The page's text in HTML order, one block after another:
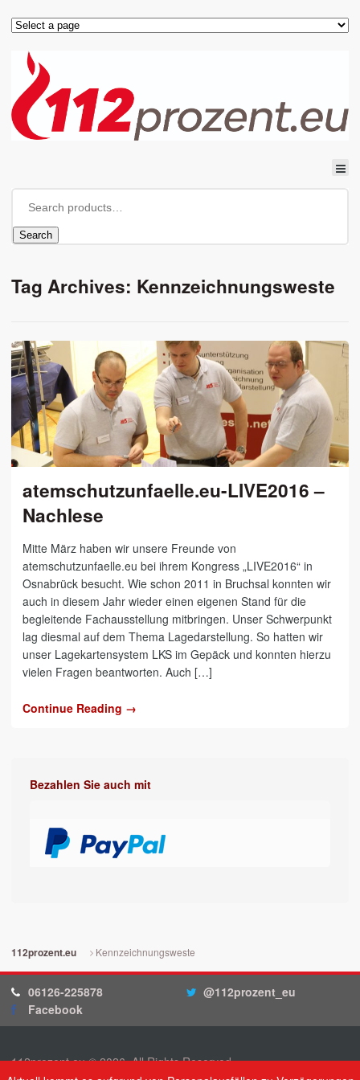
Search
Tag Archives: Kennzeichnungsweste
atemschutzunfaelle.eu-LIVE2016 –
Nachlese
Mitte März haben wir unsere Freunde von
atemschutzunfaelle.eu bei ihrem Kongress „LIVE2016“ in
Osnabrück besucht. Wie schon 2011 in Bruchsal konnten wir
auch in diesem Jahr wieder einen eigenen Stand für die
begleitende Fachausstellung mitbringen. Unser Schwerpunkt
lag diesmal auf dem Thema Lagedarstellung. So hatten wir
unser Lagekartensystem LKS im Gepäck und konnten hierzu
vielen Fragen beantworten. Auch […]
Continue Reading →
Bezahlen Sie auch mit
112prozent.eu Kennzeichnungsweste
06126-225878
@112prozent_eu
Facebook
112prozent.eu © 2026. All Rights Reserved.